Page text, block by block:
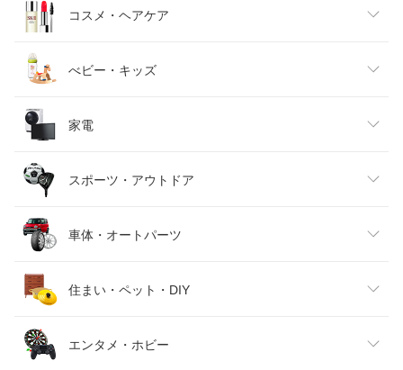
キッズファッション
ベビーファッション
インナー・下着・ナイトウェア
バッグ・小物・ブランド雑貨
靴
腕時計
ジュエリー・アクセサリー
スイーツ・お菓子
水・ソフトドリンク
ビール・洋酒
ワイン
日本酒・焼酎
日用品雑貨・文房具・手芸
ダイエット・健康
医薬品・コンタクト・介護
コスメ・ヘアケア
美容・コスメ・香水
べビー・キッズ
キッズ・ベビー・マタニティ
おもちゃ
家電
家電
TV・オーディオ・カメラ
スマートフォン・タブレット
パソコン・周辺機器
スポーツ・アウトドア
スポーツ・アウトドア
ゴルフ
車体・オートパーツ
車用品・バイク用品
車・バイク
住まい・ペット・DIY
インテリア・寝具・収納
エンタメ・ホビー